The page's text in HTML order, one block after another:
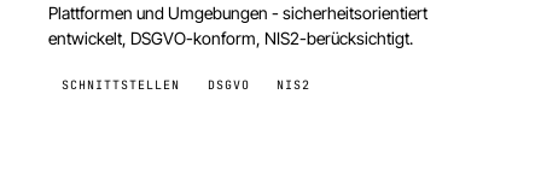
Plattformen und Umgebungen - sicherheitsorientiert
entwickelt, DSGVO-konform, NIS2-berücksichtigt.
SCHNITTSTELLEN DSGVO NIS2